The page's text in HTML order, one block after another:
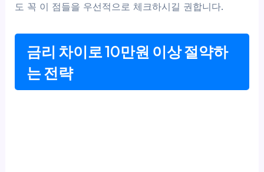
도 꼭 이 점들을 우선적으로 체크하시길 권합니다.
금리 차이로 10만원 이상 절약하
는 전략